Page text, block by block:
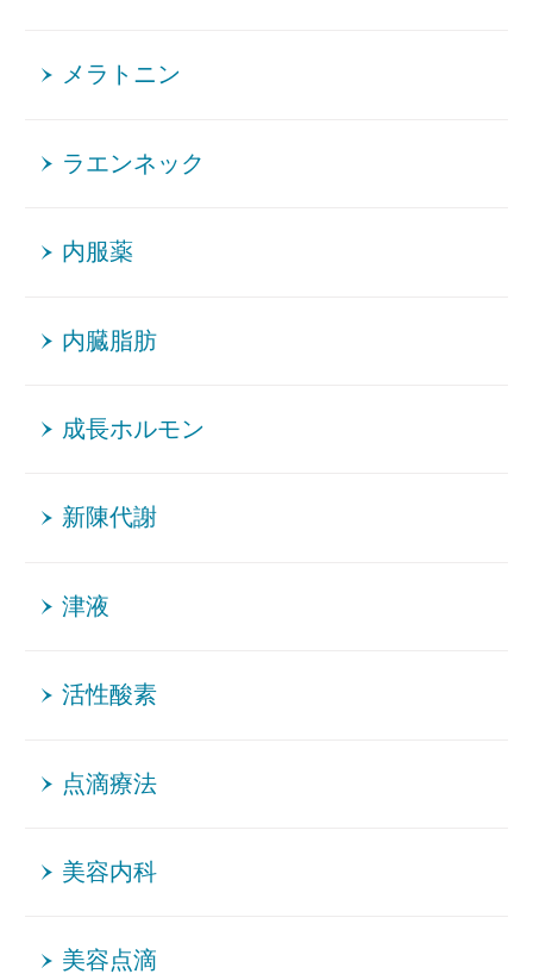
メラトニン
ラエンネック
内服薬
内臓脂肪
成長ホルモン
新陳代謝
津液
活性酸素
点滴療法
美容内科
美容点滴